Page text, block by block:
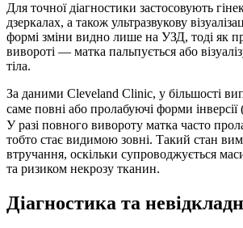
Для точної діагностики застосовують
дзеркалах, а також ультразвукову
формі зміни видно лише на УЗД, тоді як
вивороті — матка пальпується або
тіла.
За даними Cleveland Clinic, у більшості
саме повні або пролабуючі форми
У разі повного вивороту матка часто
тобто стає видимою зовні. Такий стан
втручання, оскільки супроводжується
та ризиком некрозу тканин.
Діагностика та